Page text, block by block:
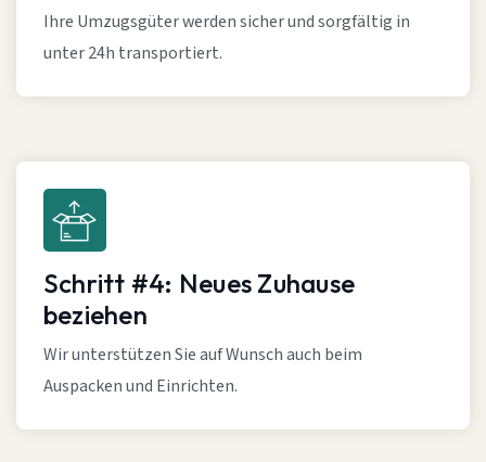
Ihre Umzugsgüter werden sicher und sorgfältig in
unter 24h transportiert.
Schritt #4: Neues Zuhause
beziehen
Wir unterstützen Sie auf Wunsch auch beim
Auspacken und Einrichten.